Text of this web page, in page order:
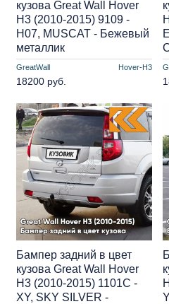
GreatWall Hover-H3
кузова Great Wall Hover
H3 (2010-2015) 9109 -
H07, MUSCAT - Бежевый
металлик
18200 руб.
Бампер задний в цвет
кузова Great Wall Hover
H3 (2010-2015) 1101C -
XY, SKY SILVER -